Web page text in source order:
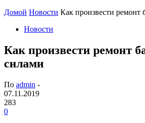
Домой Новости Как произвести ремонт
Новости
Как произвести ремонт
силами
По admin -
07.11.2019
283
0